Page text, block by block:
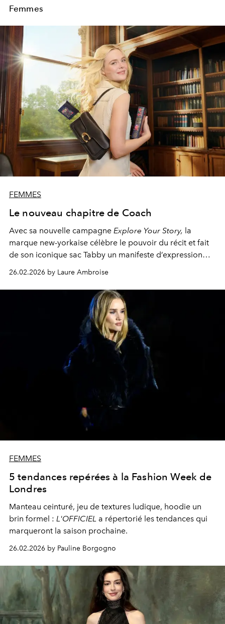
Femmes
FEMMES
Le nouveau chapitre de Coach
Avec sa nouvelle campagne Explore Your Story, la
marque new-yorkaise célèbre le pouvoir du récit et fait
de son iconique sac Tabby un manifeste d’expression
personnelle.
26.02.2026 by Laure Ambroise
FEMMES
5 tendances repérées à la Fashion Week de
Londres
Manteau ceinturé, jeu de textures ludique, hoodie un
brin formel : L'OFFICIEL a répertorié les tendances qui
marqueront la saison prochaine.
26.02.2026 by Pauline Borgogno